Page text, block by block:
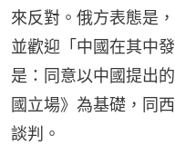
來反對。俄方表態是
並歡迎「中國在其中
是：同意以中國提出
國立場》為基礎，同
談判。